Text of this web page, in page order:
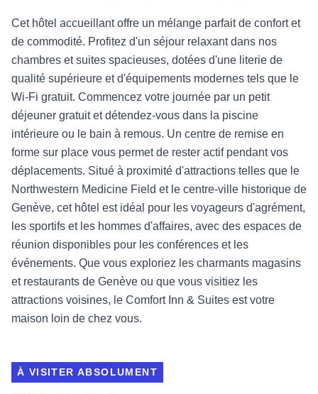
Cet hôtel accueillant offre un mélange parfait de confort et
de commodité. Profitez d'un séjour relaxant dans nos
chambres et suites spacieuses, dotées d'une literie de
qualité supérieure et d'équipements modernes tels que le
Wi-Fi gratuit. Commencez votre journée par un petit
déjeuner gratuit et détendez-vous dans la piscine
intérieure ou le bain à remous. Un centre de remise en
forme sur place vous permet de rester actif pendant vos
déplacements. Situé à proximité d'attractions telles que le
Northwestern Medicine Field et le centre-ville historique de
Genève, cet hôtel est idéal pour les voyageurs d'agrément,
les sportifs et les hommes d'affaires, avec des espaces de
réunion disponibles pour les conférences et les
événements. Que vous exploriez les charmants magasins
et restaurants de Genève ou que vous visitiez les
attractions voisines, le Comfort Inn & Suites est votre
maison loin de chez vous.
À VISITER ABSOLUMENT